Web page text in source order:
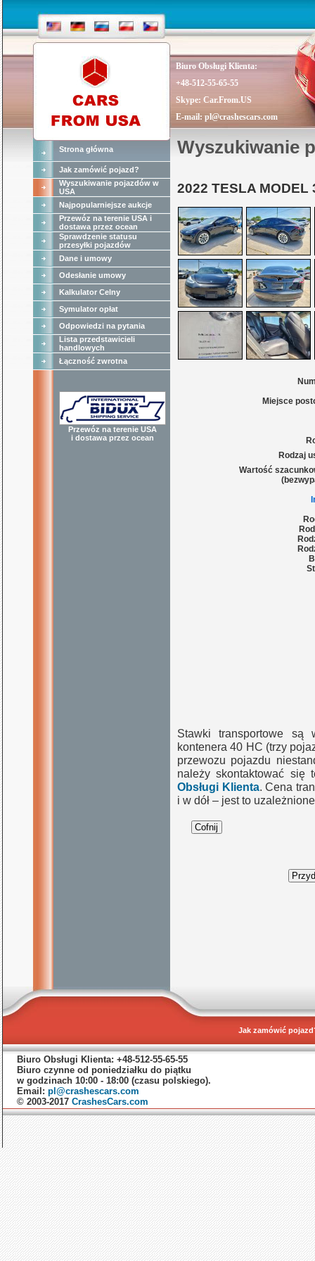
Biuro Obsługi Klienta:
+48-512-55-65-55
Skype:Car.From.US
E-mail:pl@crashescars.com
Strona główna
Jak zamówić pojazd?
Wyszukiwanie pojazdów w
USA
Najpopularniejsze aukcje
Przewóz na terenie USA i
dostawa przez ocean
Sprawdzenie statusu
przesyłki pojazdów
Dane i umowy
Odesłanie umowy
Kalkulator Celny
Symulator opłat
Odpowiedzi na pytania
Lista przedstawicieli
handlowych
Łączność zwrotna
Przewóz na terenie USA
i dostawa przez ocean
Wyszukiwanie
2022 TESLA MODEL
Miejsce
Rodzaj
Wartość
Stawki transportowe są
kontenera 40 HC (trzy
przewozu pojazdu
należy skontaktować
Obsługi Klienta. Cena
i w dół – jest to
Jak zamówić
Biuro Obsługi Klienta: +48-512-55-65-55
Biuro czynne od poniedziałku do piątku
w godzinach 10:00 - 18:00 (czasu polskiego).
Email: pl@crashescars.com
© 2003-2017 CrashesCars.com